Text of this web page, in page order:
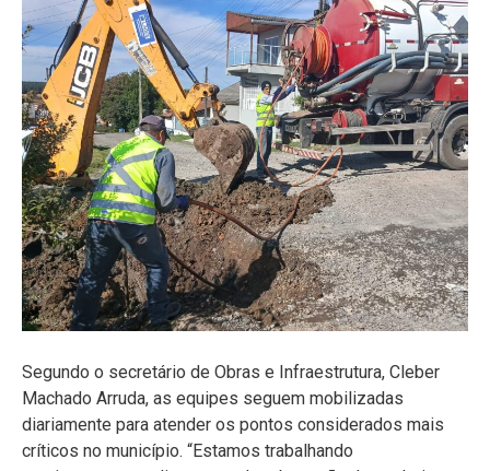
Segundo o secretário de Obras e Infraestrutura, Cleber
Machado Arruda, as equipes seguem mobilizadas
diariamente para atender os pontos considerados mais
críticos no município. “Estamos trabalhando